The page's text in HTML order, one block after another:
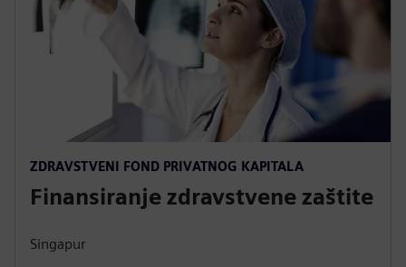
ZDRAVSTVENI FOND PRIVATNOG KAPITALA
Finansiranje zdravstvene zaštite
Singapur